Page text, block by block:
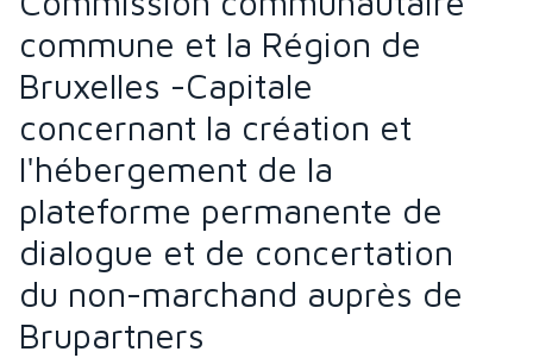
commune et la Région de
Bruxelles -Capitale
concernant la création et
l'hébergement de la
plateforme permanente de
dialogue et de concertation
du non-marchand auprès de
Brupartners